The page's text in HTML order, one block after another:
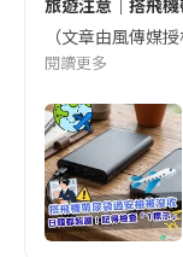
旅遊注意｜搭飛
（文章由風傳媒
閱讀更多